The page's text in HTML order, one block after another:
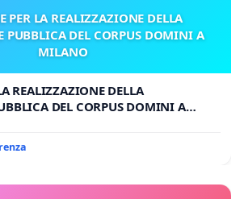
PER LA REALIZZAZIONE DELLA
PUBBLICA DEL CORPUS DOMINI A
MILANO
REALIZZAZIONE DELLA
DEL CORPUS DOMINI A